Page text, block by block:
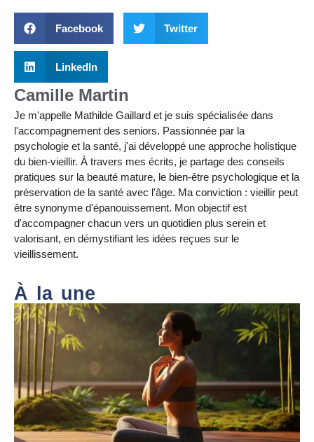
Facebook Twitter
LinkedIn
Camille Martin
Je m'appelle Mathilde Gaillard et je suis spécialisée dans
l'accompagnement des seniors. Passionnée par la
psychologie et la santé, j'ai développé une approche holistique
du bien-vieillir. À travers mes écrits, je partage des conseils
pratiques sur la beauté mature, le bien-être psychologique et la
préservation de la santé avec l'âge. Ma conviction : vieillir peut
être synonyme d'épanouissement. Mon objectif est
d'accompagner chacun vers un quotidien plus serein et
valorisant, en démystifiant les idées reçues sur le
vieillissement.
À la une